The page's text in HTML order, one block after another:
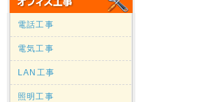
電話工事
電気工事
LAN工事
照明工事